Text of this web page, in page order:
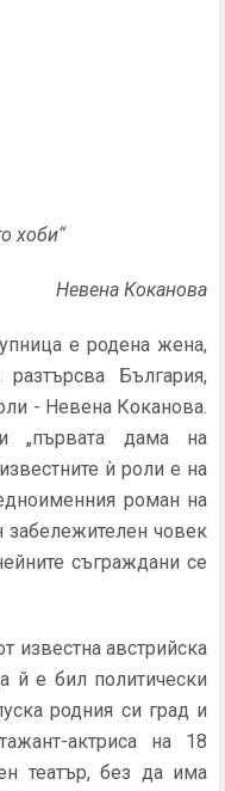
хоби“
Невена Коканова
е родена жена,
България,
- Невена Коканова.
„първата дама на
ѝ роли е на
роман на
човек
съграждани се
известна австрийска
й е бил политически
родния си град и
актриса на 18
театър, без да има